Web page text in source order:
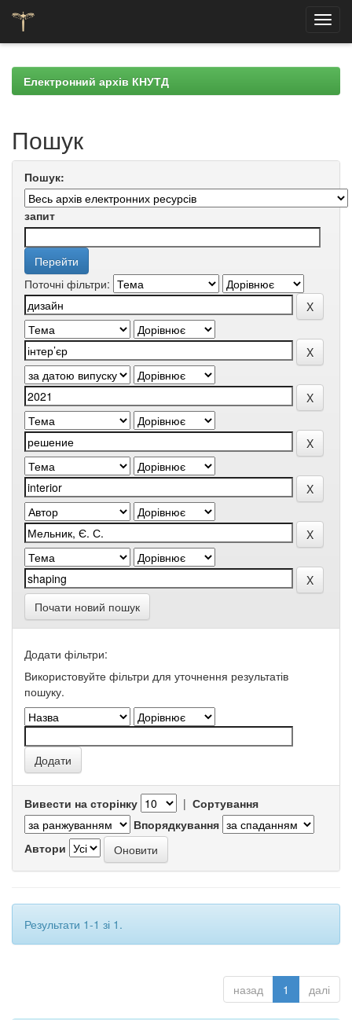
navigationЕлектронний архів КНУТД
Пошук
Пошук:
запит
Поточні фільтри:
Почати новий пошук
Додати фільтри:
Використовуйте фільтри для уточнення результатів
пошуку.
Вивести на сторінку | Сортування
Впорядкування
Автори
Результати 1-1 зі 1.
назад 1 далі